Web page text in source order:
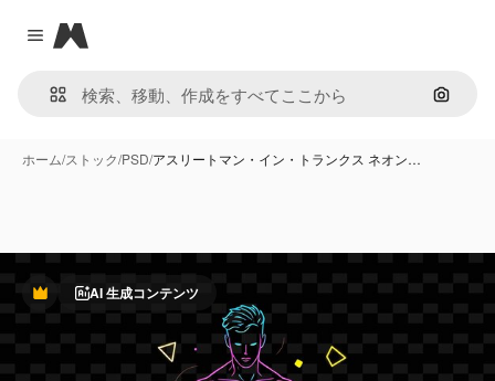
Close menu
Magnific
画像で
ホーム/ストック/PSD/アスリートマン・イン・トランクス ネオン…
PremiumAI 生成コンテンツ